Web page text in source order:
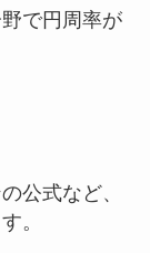
で円周率が
公式など、
。